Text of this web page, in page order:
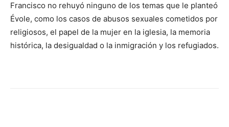
Francisco no rehuyó ninguno de los temas que le planteó
Évole, como los casos de abusos sexuales cometidos por
religiosos, el papel de la mujer en la iglesia, la memoria
histórica, la desigualdad o la inmigración y los refugiados.